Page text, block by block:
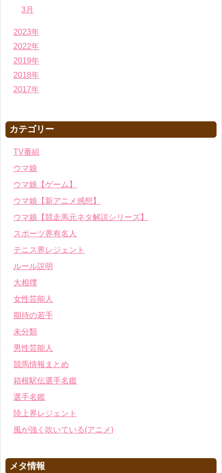
3月
2023年
2022年
2019年
2018年
2017年
カテゴリー
TV番組
ウマ娘
ウマ娘【ゲーム】
ウマ娘【新アニメ感想】
ウマ娘【競走馬元ネタ解説シリーズ】
スポーツ界有名人
テニス界レジェント
ルール説明
大相撲
女性芸能人
期待の若手
未分類
男性芸能人
競馬情報まとめ
箱根駅伝選手名鑑
選手名鑑
陸上界レジェント
風が強く吹いている(アニメ)
メタ情報